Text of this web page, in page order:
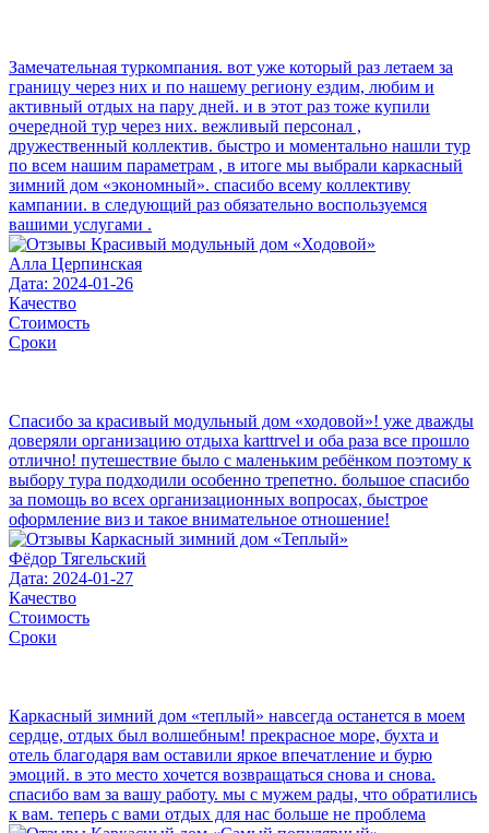
Замечательная туркомпания. вот уже который раз летаем за
границу через них и по нашему региону ездим, любим и
активный отдых на пару дней. и в этот раз тоже купили
очередной тур через них. вежливый персонал ,
дружественный коллектив. быстро и моментально нашли тур
по всем нашим параметрам , в итоге мы выбрали каркасный
зимний дом «экономный». спасибо всему коллективу
кампании. в следующий раз обязательно воспользуемся
вашими услугами .
Алла Церпинская
Дата: 2024-01-26
Качество
Стоимость
Сроки
Спасибо за красивый модульный дом «ходовой»! уже дважды
доверяли организацию отдыха karttrvel и оба раза все прошло
отлично! путешествие было с маленьким ребёнком поэтому к
выбору тура подходили особенно трепетно. большое спасибо
за помощь во всех организационных вопросах, быстрое
оформление виз и такое внимательное отношение!
Фёдор Тягельский
Дата: 2024-01-27
Качество
Стоимость
Сроки
Каркасный зимний дом «теплый» навсегда останется в моем
сердце, отдых был волшебным! прекрасное море, бухта и
отель благодаря вам оставили яркое впечатление и бурю
эмоций. в это место хочется возвращаться снова и снова.
спасибо вам за вашу работу. мы с мужем рады, что обратились
к вам. теперь с вами отдых для нас больше не проблема